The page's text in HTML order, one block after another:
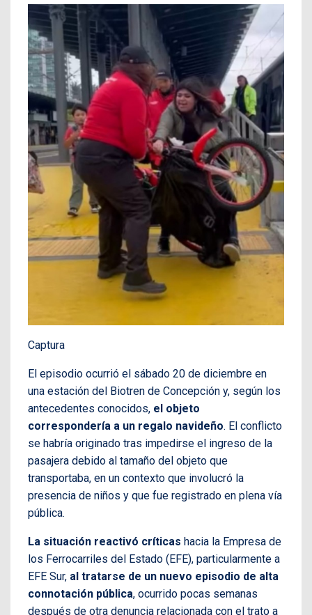
Captura
El episodio ocurrió el sábado 20 de diciembre en
una estación del Biotren de Concepción y, según los
antecedentes conocidos, el objeto
correspondería a un regalo navideño. El conflicto
se habría originado tras impedirse el ingreso de la
pasajera debido al tamaño del objeto que
transportaba, en un contexto que involucró la
presencia de niños y que fue registrado en plena vía
pública.
La situación reactivó críticas hacia la Empresa de
los Ferrocarriles del Estado (EFE), particularmente a
EFE Sur, al tratarse de un nuevo episodio de alta
connotación pública, ocurrido pocas semanas
después de otra denuncia relacionada con el trato a